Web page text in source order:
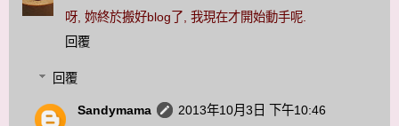
呀, 妳終於搬好blog了, 我現在才開始動手呢.
回覆
回覆
Sandymama
2013年10月3日 下午10:46